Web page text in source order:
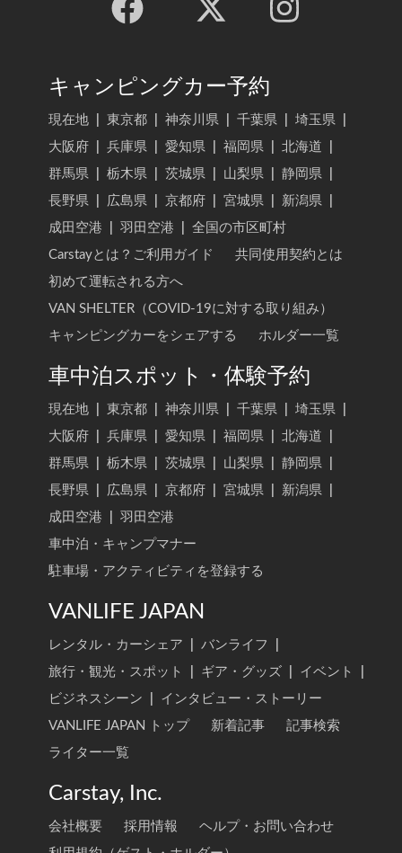
キャンピングカー予約
現在地 東京都 神奈川県 千葉県 埼玉県
大阪府
兵庫県 愛知県 福岡県 北海道
群馬県
栃木県 茨城県 山梨県 静岡県
長野県
広島県 京都府 宮城県 新潟県
成田空港
羽田空港
全国の市区町村
Carstayとは？ご利用ガイド
共同使用契約とは
初めて運転される方へ
VAN SHELTER（COVID-19に対する取り組み）
キャンピングカーをシェアする
ホルダー一覧
車中泊スポット・体験予約
現在地 東京都 神奈川県 千葉県 埼玉県
大阪府
兵庫県 愛知県 福岡県 北海道
群馬県
栃木県 茨城県 山梨県 静岡県
長野県
広島県 京都府 宮城県 新潟県
成田空港
羽田空港
車中泊・キャンプマナー
駐車場・アクティビティを登録する
VANLIFE JAPAN
レンタル・カーシェア バンライフ
旅行・観光・スポット
ギア・グッズ イベント
ビジネスシーン
インタビュー・ストーリー
VANLIFE JAPAN トップ
新着記事
記事検索
ライター一覧
Carstay, Inc.
会社概要 採用情報
ヘルプ・お問い合わせ